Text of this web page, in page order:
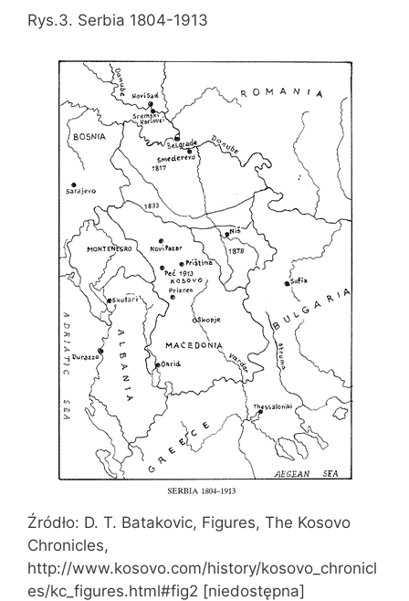
Rys.3. Serbia 1804-1913
Źródło: D. T. Batakovic, Figures, The Kosovo
Chronicles,
http://www.kosovo.com/history/kosovo_chronicl
es/kc_figures.html#fig2 [niedostępna]